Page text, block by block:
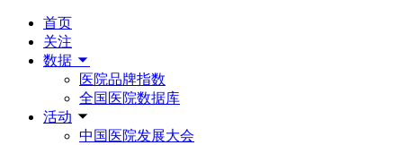
首页
关注
数据
医院品牌指数
全国医院数据库
活动
中国医院发展大会